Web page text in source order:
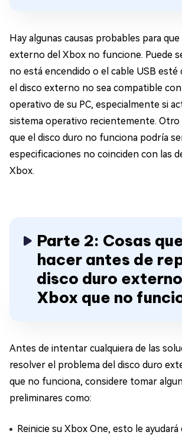
Hay algunas causas probables para
externo del Xbox no funcione. Puede
no está encendido o el cable USB esté
el disco externo no sea compatible
operativo de su PC, especialmente si
sistema operativo recientemente. Otro
que el disco duro no funciona podría
especificaciones no coinciden con las
Xbox.
Parte 2: Cosas
hacer antes de
disco duro
Xbox que no
Antes de intentar cualquiera de las
resolver el problema del disco duro
que no funciona, considere tomar
preliminares como:
Reinicie su Xbox One, esto le